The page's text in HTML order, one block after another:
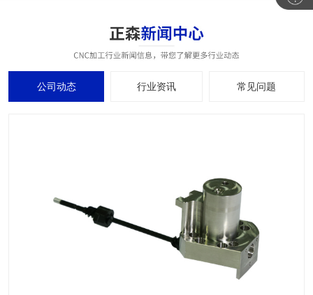
公司动态 行业资讯 常见问题